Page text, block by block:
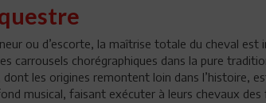
ou d’escorte, la maîtrise totale du cheval est
carrousels chorégraphiques dans la pure
les origines remontent loin dans l’histoire,
musical, faisant exécuter à leurs chevaux des